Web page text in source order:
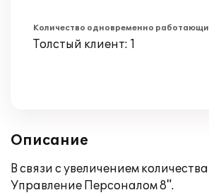
Количество одновременно
Толстый клиент: 1
Описание
В связи с увеличением
Управление Персоналом 8".